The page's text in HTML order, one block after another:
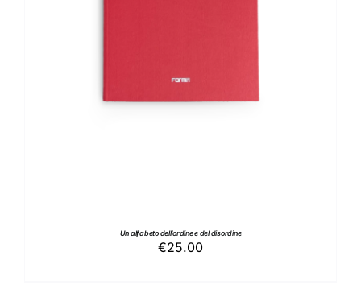
Un alfabeto dell’ordine e del disordine
€25.00